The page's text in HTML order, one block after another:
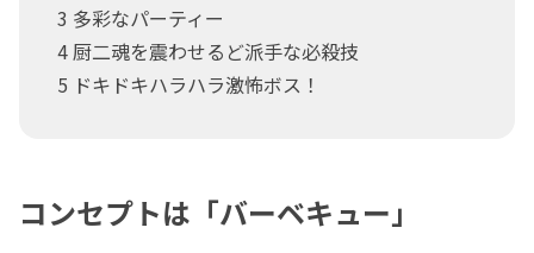
3 多彩なパーティー
4 厨二魂を震わせるど派手な必殺技
5 ドキドキハラハラ激怖ボス！
コンセプトは「バーベキュー」